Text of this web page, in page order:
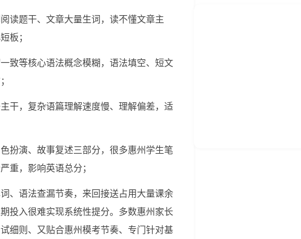
读题干、文章大量生词，读不懂文章主
板；
致等核心语法概念模糊，语法填空、短文
干，复杂语篇理解速度慢、理解偏差，适
扮演、故事复述三部分，很多惠州学生笔
重，影响英语总分；
、语法查漏节奏，来回接送占用大量课余
投入很难实现系统性提分。多数惠州家长
细则、又贴合惠州模考节奏、专门针对基